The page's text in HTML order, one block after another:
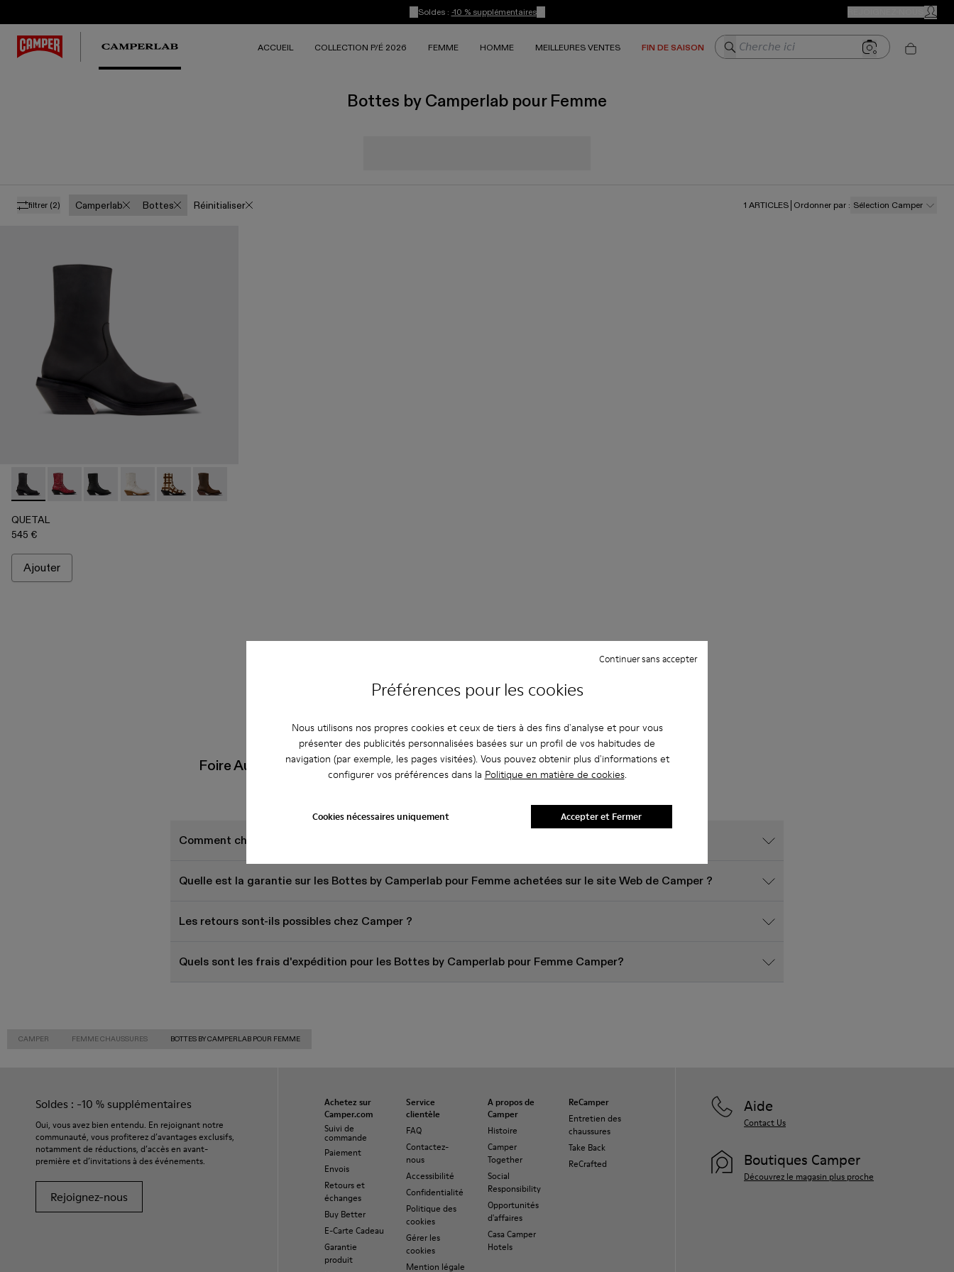
Préférences pour les cookies
Nous utilisons nos propres cookies et ceux de tiers à des fins d'analyse et pour vous
présenter des publicités personnalisées basées sur un profil de vos habitudes de
navigation (par exemple, les pages visitées). Vous pouvez obtenir plus d'informations et
configurer vos préférences dans la Politique en matière de cookies.
Cookies nécessaires uniquement
Continuer sans accepter
Accepter et Fermer
Soldes : -10 % supplémentaires MON
ACCUEIL COLLECTION P/É 2026 FEMME HOMME MEILLEURES VENTES FIN DE SAISON Cherche ici
Bottes by Camperlab pour Femme
filtrer (2) Camperlab Bottes Réinitialiser 1 ARTICLES Ordonner par : Sélection Camper
QUETAL - A700021-001 - Bottes en nubuck noir
QUETAL - A700021-008
QUETAL - A700021-007
QUETAL - A700021-004
QUETAL - A700021-003
QUETAL - A700021-002
QUETAL
545 €
Ajouter
Foire Aux Questions concernant Bottes
Comment choisir des chaussures Camper à la bonne taille ?
Quelle est la garantie sur les Bottes by Camperlab pour Femme achetées sur le site Web de Camper ?
Les retours sont-ils possibles chez Camper ?
Quels sont les frais d'expédition pour les Bottes by Camperlab pour Femme Camper?
CAMPER FEMME CHAUSSURES BOTTES BY CAMPERLAB POUR FEMME
Soldes : -10 % supplémentaires
Oui, vous avez bien entendu. En rejoignant notre
communauté, vous profiterez d’avantages exclusifs,
notamment de réductions, d’accès en avant-
première et d’invitations à des événements.
Rejoignez-nous
Achetez sur
Camper.com
Suivi de
commande
Paiement
Envois
Retours et
échanges
Buy Better
E-Carte Cadeau
Garantie
produit
Service
clientèle
FAQ
Contactez-
nous
Accessibilité
Confidentialité
Politique des
cookies
Gérer les
cookies
Mention légale
A propos de
Camper
Histoire
Camper
Together
Social
Responsibility
Opportunités
d'affaires
Casa Camper
Hotels
ReCamper
Entretien des
chaussures
Take Back
ReCrafted
Aide
Contact Us
Boutiques Camper
Découvrez le magasin plus proche